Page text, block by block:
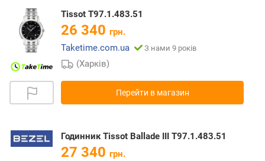
Tissot T97.1.483.51
26 340 грн.
Taketime.com.ua
З нами 9 років
(Харків)
Перейти в магазин
Годинник Tissot Ballade III T97.1.483.51
27 340 грн.